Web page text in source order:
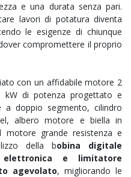
e una durata senza pari.
lavori di potatura diventa
le esigenze di chiunque
compromettere il proprio
con un affidabile motore 2
di potenza progettato e
a doppio segmento, cilindro
,albero motore e biella in
motore grande resistenza e
dellabobina digitale
elettronica e limitatore
agevolato, migliorando le